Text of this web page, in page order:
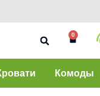
0
Комоды